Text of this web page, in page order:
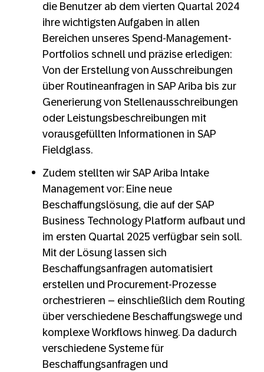
die Benutzer ab dem vierten Quartal 2024
ihre wichtigsten Aufgaben in allen
Bereichen unseres Spend-Management-
Portfolios schnell und präzise erledigen:
Von der Erstellung von Ausschreibungen
über Routineanfragen in SAP Ariba bis zur
Generierung von Stellenausschreibungen
oder Leistungsbeschreibungen mit
vorausgefüllten Informationen in SAP
Fieldglass.
Zudem stellten wir SAP Ariba Intake
Management vor: Eine neue
Beschaffungslösung, die auf der SAP
Business Technology Platform aufbaut und
im ersten Quartal 2025 verfügbar sein soll.
Mit der Lösung lassen sich
Beschaffungsanfragen automatisiert
erstellen und Procurement-Prozesse
orchestrieren – einschließlich dem Routing
über verschiedene Beschaffungswege und
komplexe Workflows hinweg. Da dadurch
verschiedene Systeme für
Beschaffungsanfragen und